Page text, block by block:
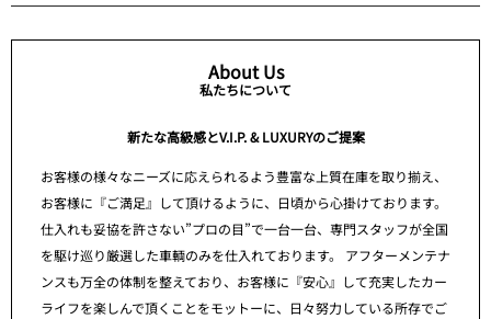
About Us
私たちについて
新たな高級感とV.I.P. & LUXURYのご提案
お客様の様々なニーズに応えられるよう豊富な上質在庫を取り揃え、
お客様に『ご満足』して頂けるように、日頃から心掛けております。
仕入れも妥協を許さない”プロの目”で一台一台、専門スタッフが全国
を駆け巡り厳選した車輌のみを仕入れております。 アフターメンテナ
ンスも万全の体制を整えており、お客様に『安心』して充実したカー
ライフを楽しんで頂くことをモットーに、日々努力している所存でご